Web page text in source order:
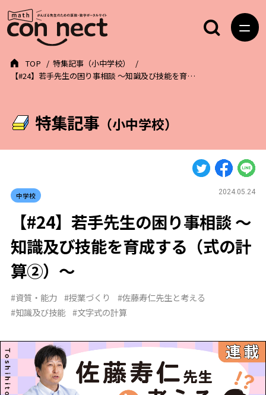
特集記事（小中学校）
TOP
特集記事（小中学校）
【#24】若手先生の困り事相談 ～知識及び技能を育…
中学校 2024.05.24
【#24】若手先生の困り事相談 ～
知識及び技能を育成する（式の計
算②）～
#資質・能力 #授業づくり
#佐藤寿仁先生と考える
#知識及び技能 #文字式の計算